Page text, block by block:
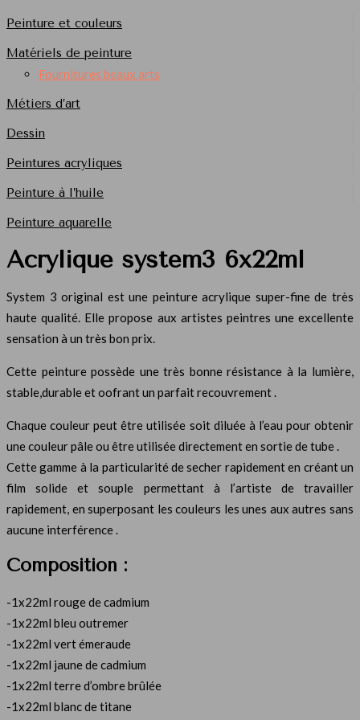
Peinture et couleurs
Matériels de peinture
Fournitures beaux arts
Métiers d’art
Dessin
Peintures acryliques
Peinture à l’huile
Peinture aquarelle
Acrylique system3 6x22ml
System 3 original est une peinture acrylique super-fine de très
haute qualité. Elle propose aux artistes peintres une excellente
sensation à un très bon prix.
Cette peinture possède une très bonne résistance à la lumière,
stable,durable et oofrant un parfait recouvrement .
Chaque couleur peut être utilisée soit diluée à l’eau pour obtenir
une couleur pâle ou être utilisée directement en sortie de tube .
Cette gamme à la particularité de secher rapidement en créant un
film solide et souple permettant à l’artiste de travailler
rapidement, en superposant les couleurs les unes aux autres sans
aucune interférence .
Composition :
-1x22ml rouge de cadmium
-1x22ml bleu outremer
-1x22ml vert émeraude
-1x22ml jaune de cadmium
-1x22ml terre d’ombre brûlée
-1x22ml blanc de titane